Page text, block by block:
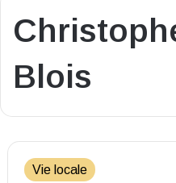
Blois
Vie locale